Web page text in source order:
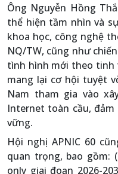
Ông Nguyễn Hồng
thể hiện tầm nhìn và
khoa học, công nghệ
NQ/TW, cũng như
tình hình mới theo tinh
mang lại cơ hội tuyệt
Nam tham gia vào
Internet toàn cầu,
vững.
Hội nghị APNIC 60
quan trọng, bao gồm:
only giai đoạn 2026-